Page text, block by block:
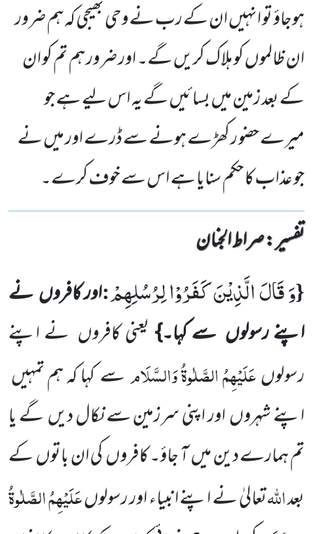
ہوجاؤ تو انہیں ان کے رب نے وحی بھیجی کہ ہم ضرور
ان ظالموں کو ہلاک کریں گے۔ اور ضرور ہم تم کو ان
کے بعد زمین میں بسائیں گے یہ اس لیے ہے جو
میرے حضو ر کھڑے ہونے سے ڈرے اور میں نے
جو عذاب کا حکم سنایا ہے اس سے خوف کرے۔
تفسیر : ‎صراط الجنان
{وَ قَالَ الَّذِیْنَ كَفَرُوْا لِرُسُلِهِمْ:اور کافروںنے
اپنے رسولوں سے کہا۔} یعنی کافروں نے اپنے
رسولوںعَلَیْہِمُ الصَّلٰوۃُوَالسَّلَامسے کہا کہ ہم تمہیں
اپنے شہروںاور اپنی سرزمین سے نکال دیںگے یا
تم ہمارے دین میںآ جاؤ۔ کافروںکی ان باتوںکے
بعداللّٰہتعالیٰ نے اپنے انبیاء اور رسولوںعَلَیْہِمُ الصَّلٰوۃُ